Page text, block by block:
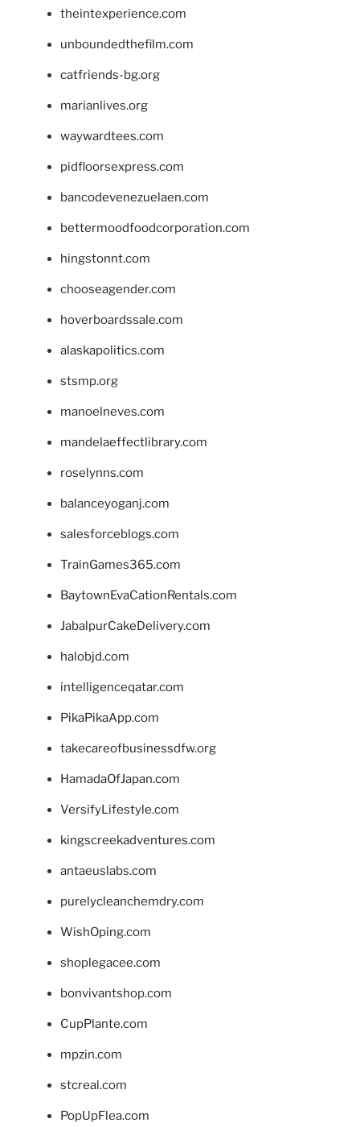
theintexperience.com
unboundedthefilm.com
catfriends-bg.org
marianlives.org
waywardtees.com
pidfloorsexpress.com
bancodevenezuelaen.com
bettermoodfoodcorporation.com
hingstonnt.com
chooseagender.com
hoverboardssale.com
alaskapolitics.com
stsmp.org
manoelneves.com
mandelaeffectlibrary.com
roselynns.com
balanceyoganj.com
salesforceblogs.com
TrainGames365.com
BaytownEvaCationRentals.com
JabalpurCakeDelivery.com
halobjd.com
intelligenceqatar.com
PikaPikaApp.com
takecareofbusinessdfw.org
HamadaOfJapan.com
VersifyLifestyle.com
kingscreekadventures.com
antaeuslabs.com
purelycleanchemdry.com
WishOping.com
shoplegacee.com
bonvivantshop.com
CupPlante.com
mpzin.com
stcreal.com
PopUpFlea.com